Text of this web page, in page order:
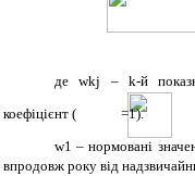
деwkj – k-й
коефіцієнт (
=1).
w1–нормовані
впродовж року від